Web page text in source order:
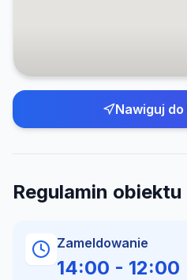
Nawiguj do
Regulamin obiektu
Zameldowanie
14:00 - 12:00